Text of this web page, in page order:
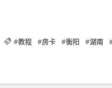
#教程 #房卡 #衡阳 #湖南